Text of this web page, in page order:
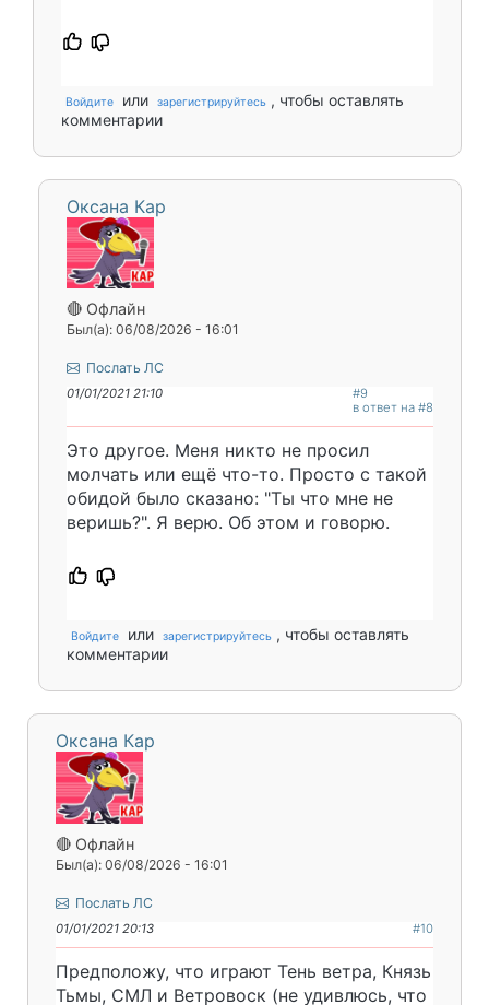
Войдите или зарегистрируйтесь , чтобы оставлять
комментарии
Оксана Кар
🔴 Офлайн
Был(а): 06/08/2026 - 16:01
Послать ЛС
01/01/2021 21:10
#9
в ответ на #8
Это другое. Меня никто не просил
молчать или ещё что-то. Просто с такой
обидой было сказано: "Ты что мне не
веришь?". Я верю. Об этом и говорю.
Войдите или зарегистрируйтесь , чтобы оставлять
комментарии
Оксана Кар
🔴 Офлайн
Был(а): 06/08/2026 - 16:01
Послать ЛС
01/01/2021 20:13 #10
Предположу, что играют Тень ветра, Князь
Тьмы, СМЛ и Ветровоск (не удивлюсь, что